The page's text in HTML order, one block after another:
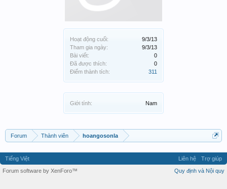
Hoạt động cuối:
9/3/13
Tham gia ngày:
9/3/13
Bài viết:
0
Đã được thích:
0
Điểm thành tích:
311
Giới tính: Nam
Forum Thành viên hoangosonla
Tiếng Việt Liên hệ
Trợ giúp
Quy định và Nội quy
Forum software by XenForo™